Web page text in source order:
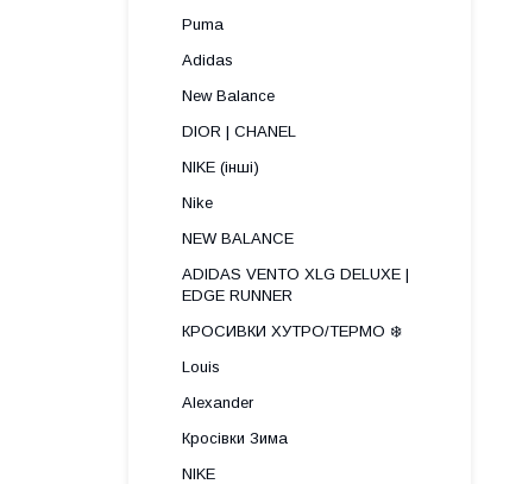
Puma
Adidas
New Balance
DIOR | CHANEL
NIKE (інші)
Nike
NEW BALANCE
ADIDAS VENTO XLG DELUXE |
EDGE RUNNER
КРОСИВКИ ХУТРО/ТЕРМО ❄️
Louis
Alexander
Кросівки Зима
NIKE